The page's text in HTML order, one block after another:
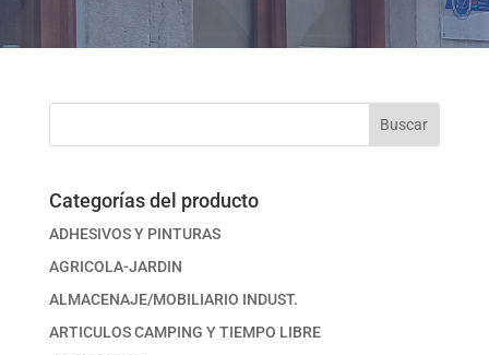
Buscar
Categorías del producto
ADHESIVOS Y PINTURAS
AGRICOLA-JARDIN
ALMACENAJE/MOBILIARIO INDUST.
ARTICULOS CAMPING Y TIEMPO LIBRE